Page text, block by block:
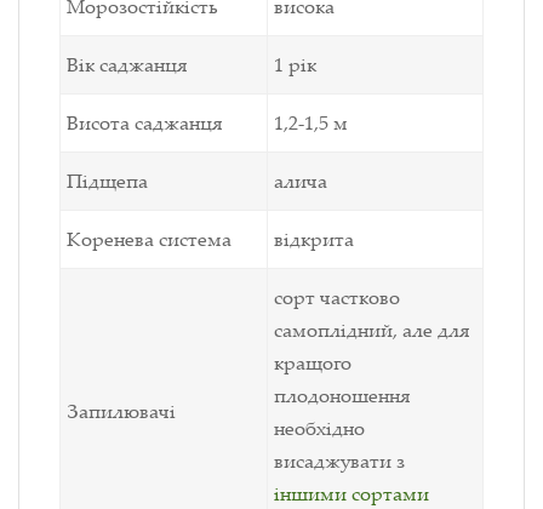
Морозостійкість висока
Вік саджанця 1 рік
Висота саджанця 1,2-1,5 м
Підщепа алича
Коренева система відкрита
Запилювачі
сорт частково
самоплідний, але для
кращого
плодоношення
необхідно
висаджувати з
іншими сортами